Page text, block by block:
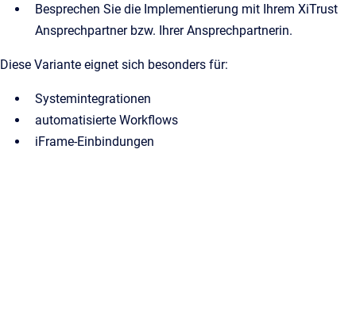
Besprechen Sie die Implementierung mit Ihrem XiTrust
Ansprechpartner bzw. Ihrer Ansprechpartnerin.
Diese Variante eignet sich besonders für:
Systemintegrationen
automatisierte Workflows
iFrame-Einbindungen